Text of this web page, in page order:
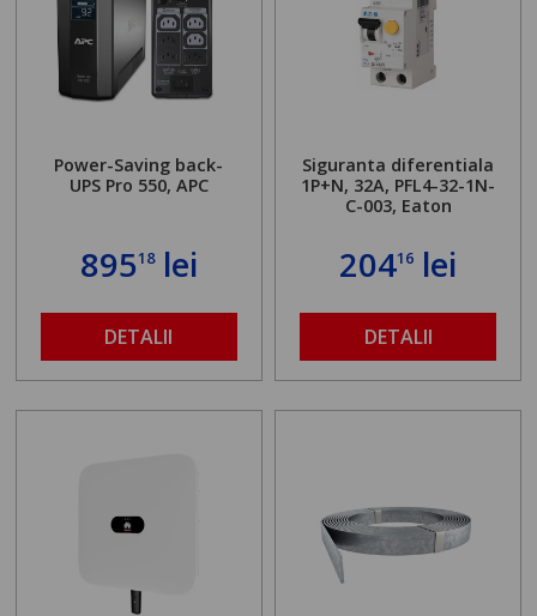
Power-Saving back-
UPS Pro 550, APC
89518lei
DETALII
Siguranta diferentiala
1P+N, 32A, PFL4-32-1N-
C-003, Eaton
20416 lei
DETALII